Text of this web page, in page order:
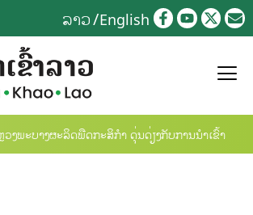
ລາວ English
ວງພະບາງຜະລິດພືດກະສິກໍາ ດຸ່ນດ່ຽງກັບການນໍາເຂົ້າ